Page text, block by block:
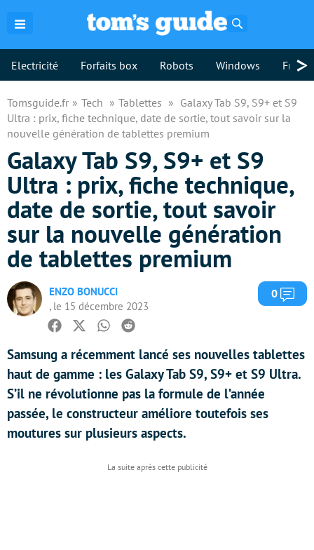
Electricité Forfaits box Robots Windows >
Tomsguide.fr Tech Tablettes
Galaxy Tab S9, S9+ et S9
Ultra : prix, fiche technique, date de sortie, tout savoir sur la
nouvelle génération de tablettes premium
Galaxy Tab S9, S9+ et S9
Ultra : prix, fiche technique,
date de sortie, tout savoir
sur la nouvelle génération
de tablettes premium
ENZO BONUCCI
, le 15 décembre 2023
0
Facebook
TwitterWhatsapp
Reddit
Samsung a récemment lancé ses nouvelles tablettes
haut de gamme : les Galaxy Tab S9, S9+ et S9 Ultra.
S’il ne révolutionne pas la formule de l’année
passée, le constructeur améliore toutefois ses
moutures sur plusieurs aspects.